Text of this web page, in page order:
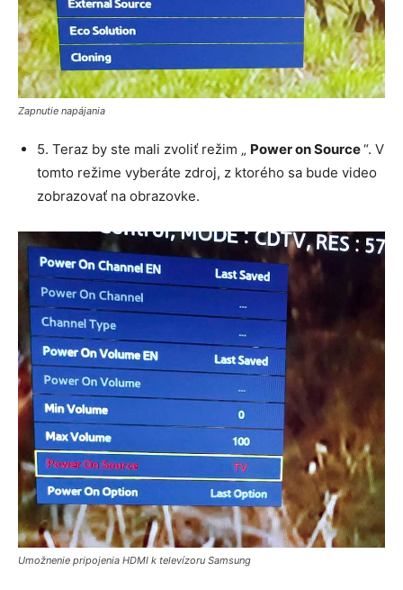
Zapnutie napájania
5. Teraz by ste mali zvoliť režim „ Power on Source“. V
tomto režime vyberáte zdroj, z ktorého sa bude video
zobrazovať na obrazovke.
Umožnenie pripojenia HDMI k televízoru Samsung